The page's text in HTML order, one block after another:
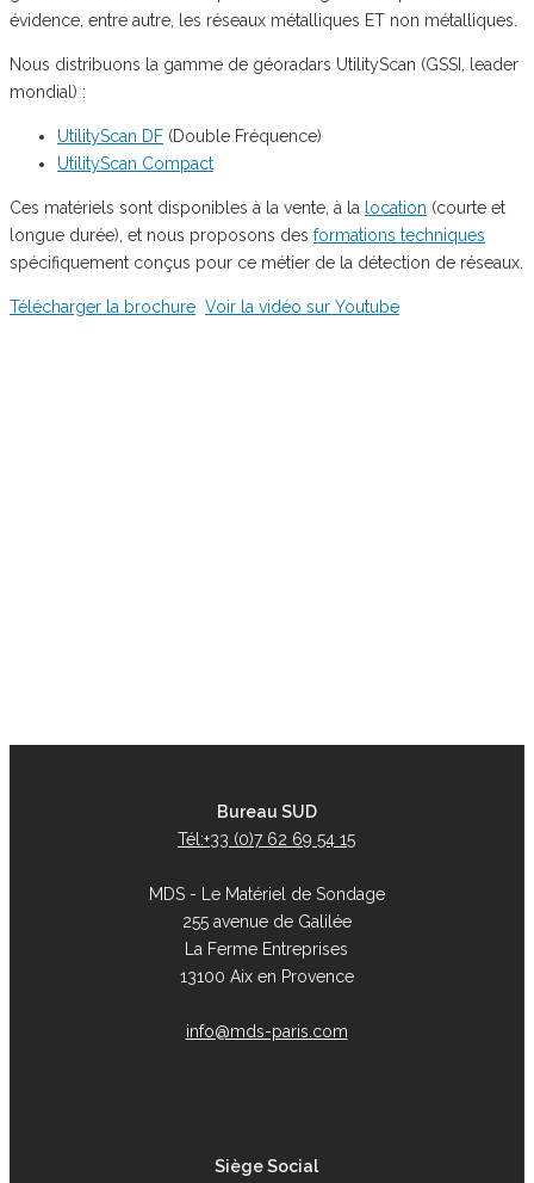
évidence, entre autre, les réseaux métalliques ET non métalliques.
Nous distribuons la gamme de géoradars UtilityScan (GSSI, leader
mondial) :
UtilityScan DF (Double Fréquence)
UtilityScan Compact
Ces matériels sont disponibles à la vente, à la location (courte et
longue durée), et nous proposons des formations techniques
spécifiquement conçus pour ce métier de la détection de réseaux.
Télécharger la brochure Voir la vidéo sur Youtube
Bureau SUD
Tél:+33 (0)7 62 69 54 15
MDS - Le Matériel de Sondage
255 avenue de Galilée
La Ferme Entreprises
13100 Aix en Provence
info@mds-paris.com
Siège Social